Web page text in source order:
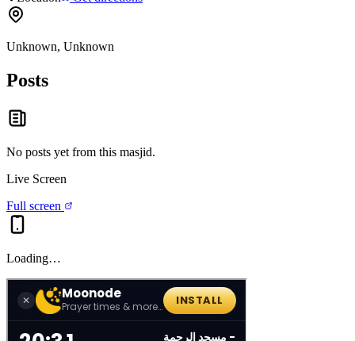
Unknown, Unknown
Posts
No posts yet from this masjid.
Live Screen
Full screen
Loading…